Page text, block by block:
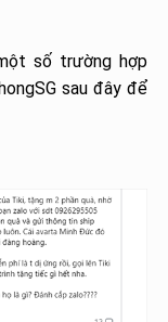
số trường hợp
sau đây để